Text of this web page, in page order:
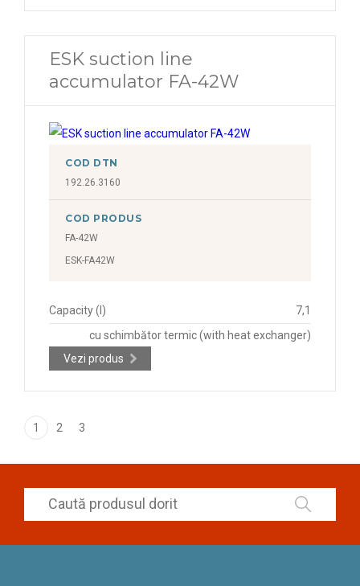
ESK suction line
accumulator FA-42W
COD DTN
192.26.3160
COD PRODUS
FA-42W
ESK-FA42W
Capacity (l)
7,1
cu schimbător termic (with heat exchanger)
Vezi produs
1 2 3